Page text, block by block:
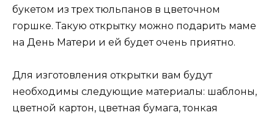
букетом из трех тюльпанов в цветочном
горшке. Такую открытку можно подарить маме
на День Матери и ей будет очень приятно.
Для изготовления открытки вам будут
необходимы следующие материалы: шаблоны,
цветной картон, цветная бумага, тонкая